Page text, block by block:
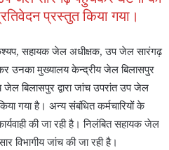
प्रस्तुत किया गया।
सहायक जेल अधीक्षक, उप जेल सारंगढ़
उनका मुख्यालय केन्द्रीय जेल बिलासपुर
बिलासपुर द्वारा जांच उपरांत उप जेल
गया है। अन्य संबंधित कर्मचारियों के
की जा रही है। निलंबित सहायक जेल
विभागीय जांच की जा रही है।